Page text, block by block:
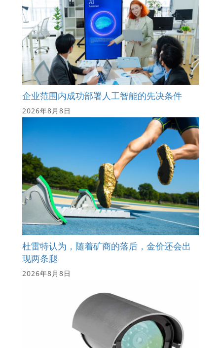
企业范围内成功部署人工智能的先决条件
2026年8月8日
杜雷特认为，随着矿商的落后，金价还会出
现两条腿
2026年8月8日